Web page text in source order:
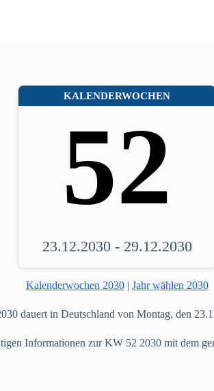
KALENDERWOCHEN
52
23.12.2030 - 29.12.2030
Kalenderwochen 2030| Jahr wählen 2030
dauert in Deutschland von Montag, den
Informationen zur KW 52 2030 mit dem